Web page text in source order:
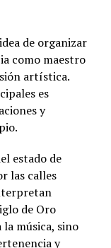
de organizar
como maestro
artística.
es
y
estado de
las calles
de Oro
música, sino
y